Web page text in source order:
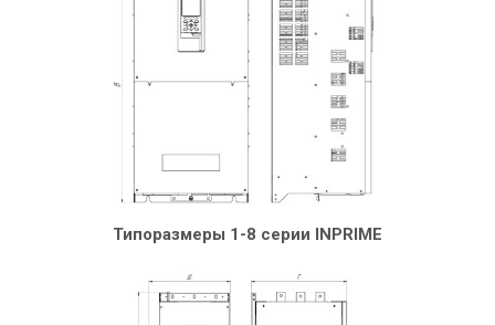
Типоразмеры 1-8 серии INPRIME